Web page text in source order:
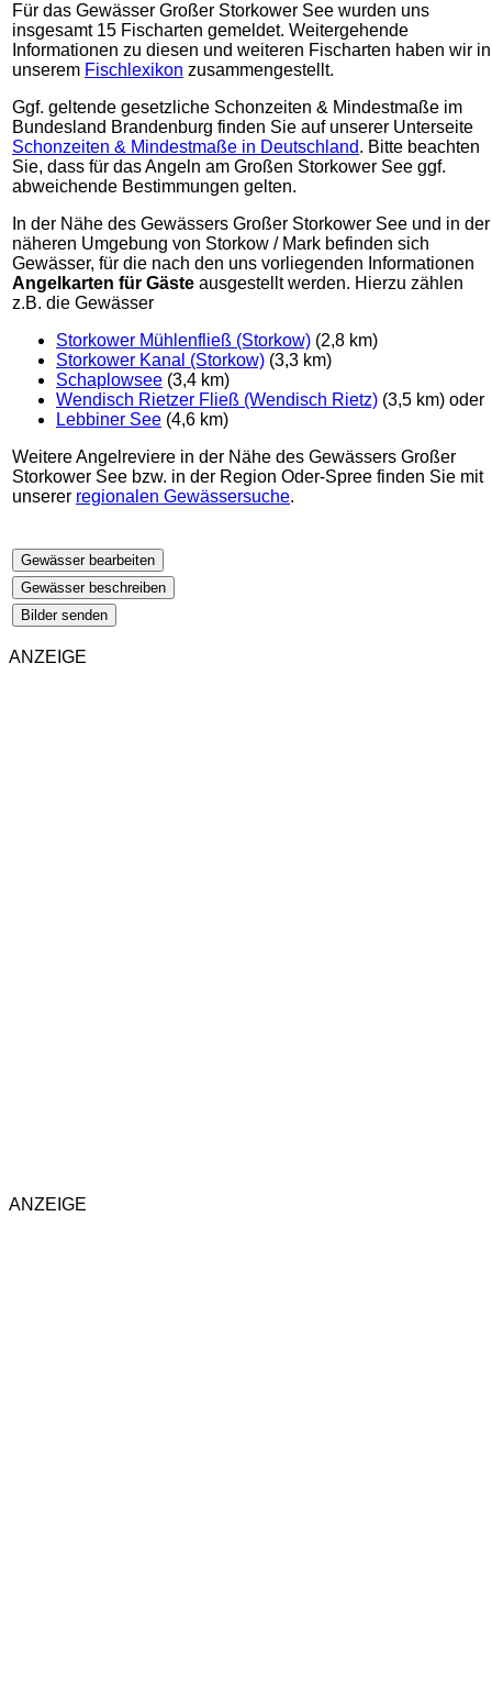
Für das Gewässer Großer Storkower See wurden uns
insgesamt 15 Fischarten gemeldet. Weitergehende
Informationen zu diesen und weiteren Fischarten haben wir in
unserem Fischlexikon zusammengestellt.
Ggf. geltende gesetzliche Schonzeiten & Mindestmaße im
Bundesland Brandenburg finden Sie auf unserer Unterseite
Schonzeiten & Mindestmaße in Deutschland. Bitte beachten
Sie, dass für das Angeln am Großen Storkower See ggf.
abweichende Bestimmungen gelten.
In der Nähe des Gewässers Großer Storkower See und in der
näheren Umgebung von Storkow / Mark befinden sich
Gewässer, für die nach den uns vorliegenden Informationen
Angelkarten für Gäste ausgestellt werden. Hierzu zählen
z.B. die Gewässer
Storkower Mühlenfließ (Storkow) (2,8 km)
Storkower Kanal (Storkow) (3,3 km)
Schaplowsee (3,4 km)
Wendisch Rietzer Fließ (Wendisch Rietz) (3,5 km) oder
Lebbiner See (4,6 km)
Weitere Angelreviere in der Nähe des Gewässers Großer
Storkower See bzw. in der Region Oder-Spree finden Sie mit
unserer regionalen Gewässersuche.
Gewässer bearbeiten
Gewässer beschreiben
Bilder senden
ANZEIGE
ANZEIGE